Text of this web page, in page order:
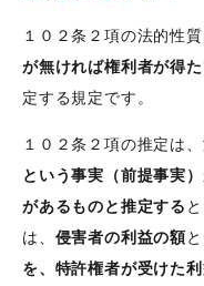
１０２条２項の法的性
が無ければ権利者が得た
定する規定です。
１０２条２項の推定は、
という事実（前提事実
があるものと推定する
は、 侵害者の利益の額
を、特許権者が受けた